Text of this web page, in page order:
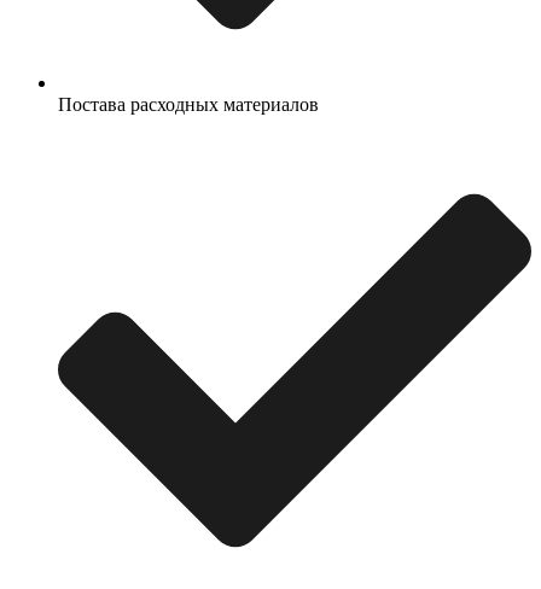
Постава расходных материалов